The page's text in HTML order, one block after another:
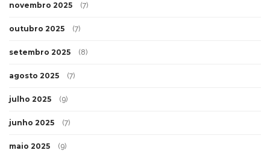
novembro 2025 (7)
outubro 2025 (7)
setembro 2025 (8)
agosto 2025 (7)
julho 2025 (9)
junho 2025 (7)
maio 2025 (9)